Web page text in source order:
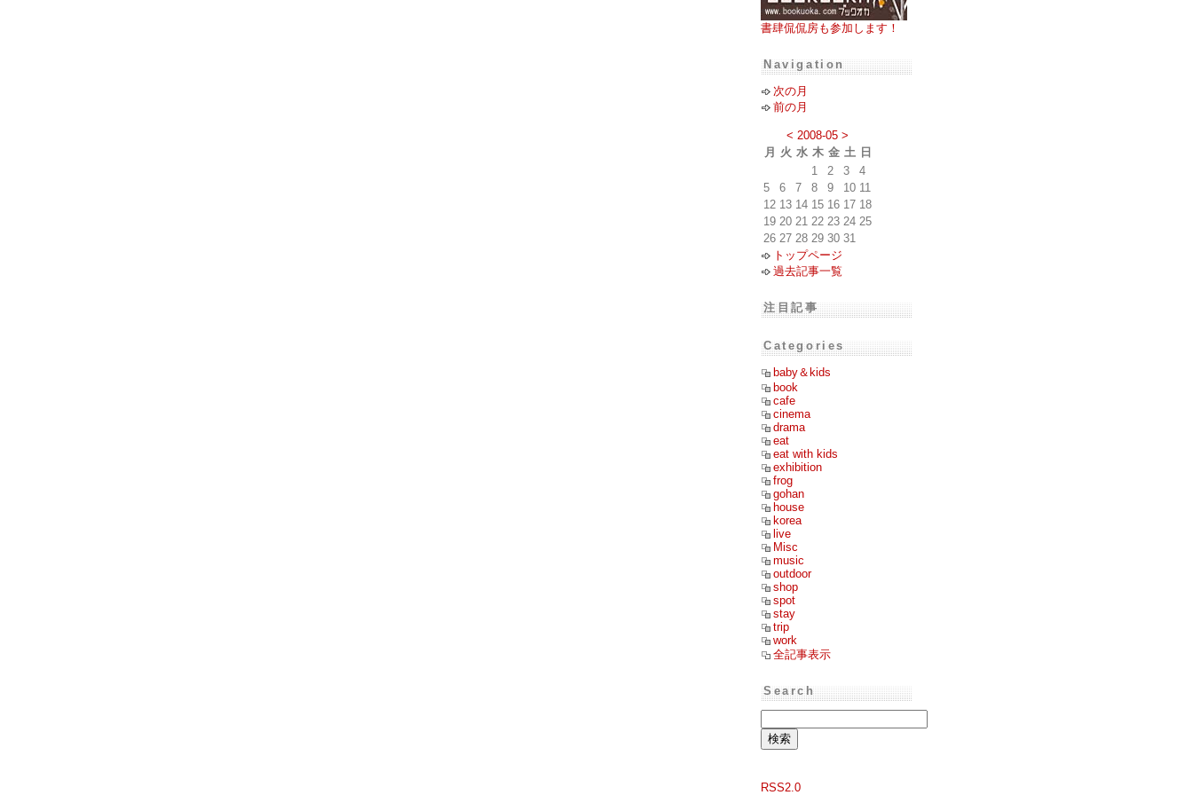
書肆侃侃房も参加します！
Navigation
次の月
前の月
< 2008-05 >
月
火 水 木 金 土 日
1
2 3
4
5
6 7 8 9 10 11
12 13 14 15 16 17 18
19 20 21 22 23 24 25
26 27 28 29 30 31
トップページ
過去記事一覧
注目記事
Categories
baby＆kids
book
cafe
cinema
drama
eat
eat with kids
exhibition
frog
gohan
house
korea
live
Misc
music
outdoor
shop
spot
stay
trip
work
全記事表示
Search
RSS2.0